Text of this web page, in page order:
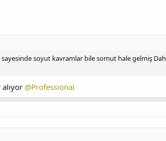
soyut kavramlar bile somut hale gelmiş
@Professional